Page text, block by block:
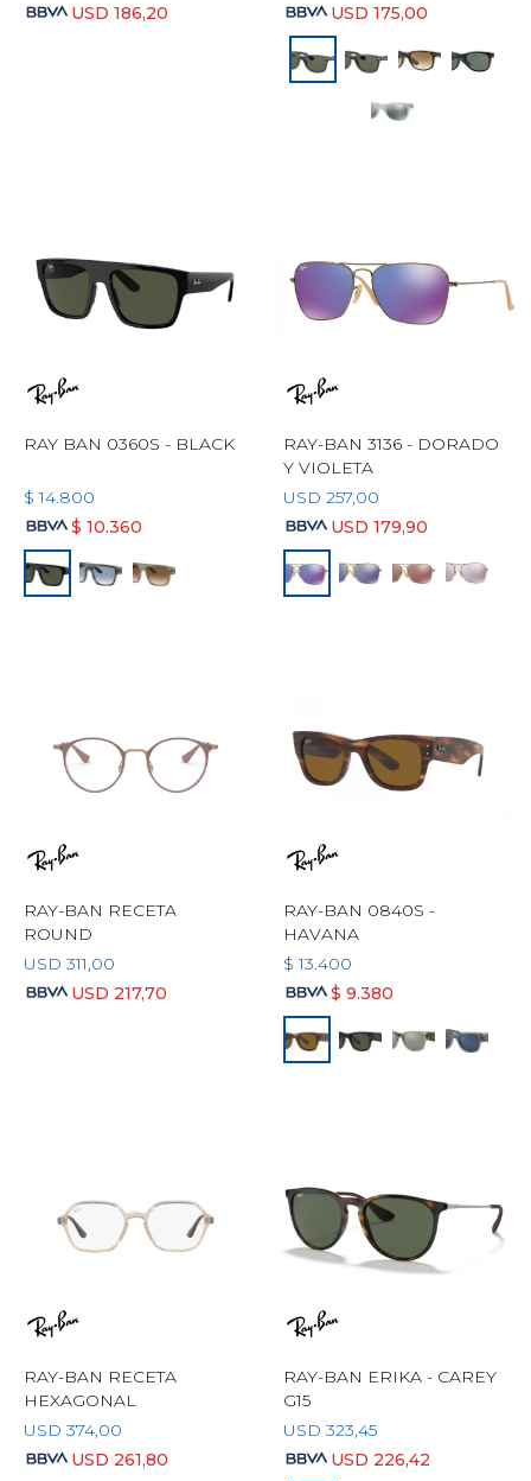
USD 186,20
USD 175,00
RAY BAN 0360S - BLACK
$ 14.800
$ 10.360
RAY-BAN 3136 - DORADO
Y VIOLETA
USD 257,00
USD 179,90
RAY-BAN RECETA
ROUND
USD 311,00
USD 217,70
RAY-BAN 0840S -
HAVANA
$ 13.400
$ 9.380
RAY-BAN RECETA
HEXAGONAL
USD 374,00
USD 261,80
RAY-BAN ERIKA - CAREY
G15
USD 323,45
USD 226,42